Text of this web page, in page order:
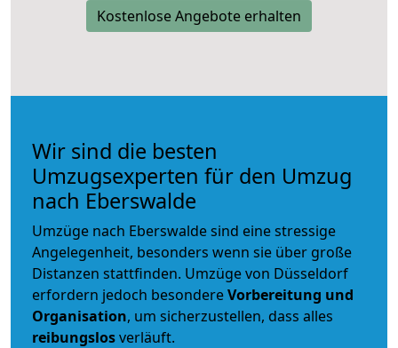
Kostenlose Angebote erhalten
Wir sind die besten
Umzugsexperten für den Umzug
nach Eberswalde
Umzüge nach Eberswalde sind eine stressige
Angelegenheit, besonders wenn sie über große
Distanzen stattfinden. Umzüge von Düsseldorf
erfordern jedoch besondereVorbereitung und
Organisation, um sicherzustellen, dass alles
reibungslosverläuft.